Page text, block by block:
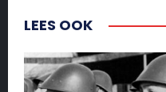
LEES OOK